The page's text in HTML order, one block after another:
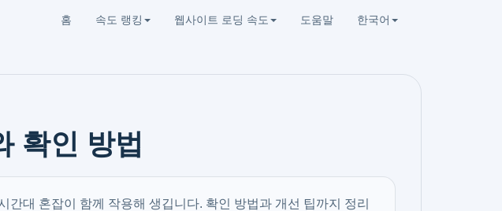
홈 속도 랭킹 웹사이트 로딩 속도 도움말 한국어
확인 방법
대 혼잡이 함께 작용해 생깁니다. 확인 방법과 개선 팁까지 정리